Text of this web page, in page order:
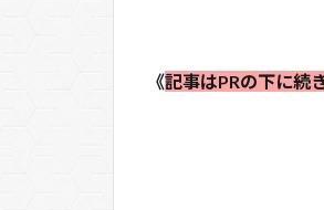
《記事はPRの下に続